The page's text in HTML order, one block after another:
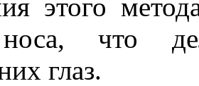
этого
что
глаз.